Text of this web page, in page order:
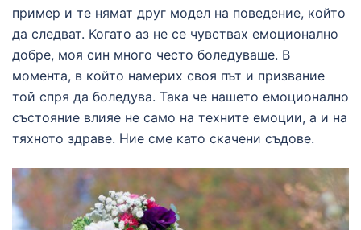
пример и те нямат друг модел на поведение, който
да следват. Когато аз не се чувствах емоционално
добре, моя син много често боледуваше. В
момента, в който намерих своя път и призвание
той спря да боледува. Така че нашето емоционално
състояние влияе не само на техните емоции, а и на
тяхното здраве. Ние сме като скачени съдове.